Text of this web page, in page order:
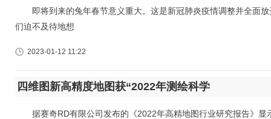
即将到来的兔年春节意义重大。这是新冠肺炎疫情调整并全面放
们迫不及待地想
2023-01-12 11:22
四维图新高精度地图获“2022年测绘科学
据赛奇RD有限公司发布的《2022年高精地图行业研究报告》显